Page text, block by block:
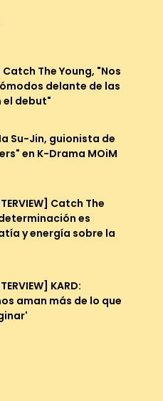
The Young, "Nos
delante de las
el debut"
Su-Jin, guionista de
en K-Drama MOiM
Catch The
es
y energía sobre la
KARD:
aman más de lo que